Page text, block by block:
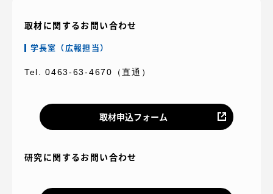
取材に関するお問い合わせ
学長室（広報担当）
Tel. 0463-63-4670（直通）
取材申込フォーム
研究に関するお問い合わせ